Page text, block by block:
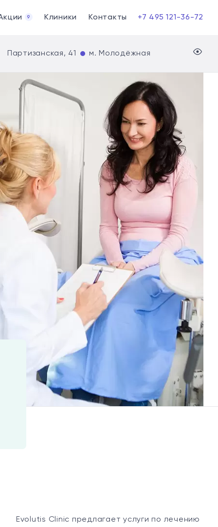
9 Клиники Контакты +7 495 121-36-72
Партизанская, 41 м. Молодёжная
Evolutis Clinic предлагает услуги по лечению